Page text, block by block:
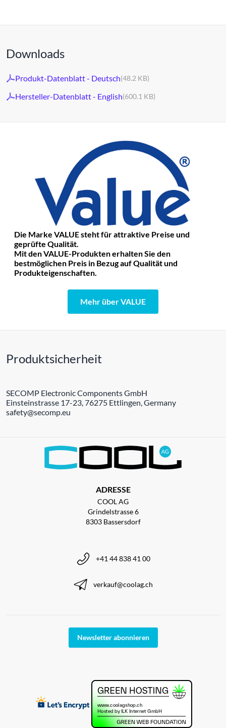
Downloads
Produkt-Datenblatt - Deutsch(48.2 KB)
Hersteller-Datenblatt - English(600.1 KB)
Die Marke VALUE steht für attraktive Preise und
geprüfte Qualität.
Mit den VALUE-Produkten erhalten Sie den
bestmöglichen Preis in Bezug auf Qualität und
Produkteigenschaften.
Mehr über VALUE
Produktsicherheit
SECOMP Electronic Components GmbH
Einsteinstrasse 17-23, 76275 Ettlingen, Germany
safety@secomp.eu
ADRESSE
COOL AG
Grindelstrasse 6
8303 Bassersdorf
+41 44 838 41 00
verkauf@coolag.ch
Newsletter abonnieren